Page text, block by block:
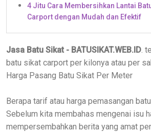
4 Jitu Cara Membersihkan Lantai
Carport dengan Mudah dan Efektif
Jasa Batu Sikat - BATUSIKAT.WEB.ID .
batu sikat carport per kilonya atau per
Harga Pasang Batu Sikat Per Meter
Berapa tarif atau harga pemasangan
Sebelum kita membahas mengenai isu
mempersembahkan berita yang amat